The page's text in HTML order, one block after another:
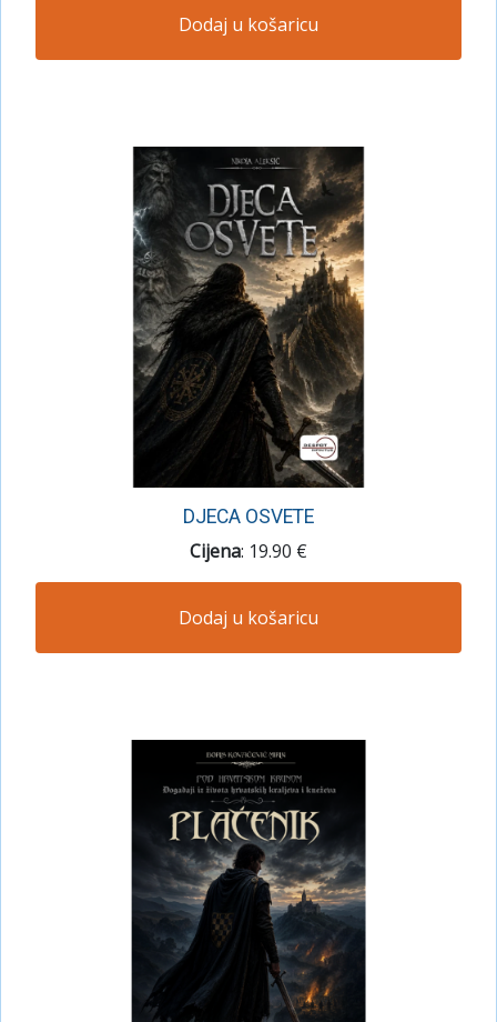
Dodaj u košaricu
DJECA OSVETE
Cijena: 19.90 €
Dodaj u košaricu